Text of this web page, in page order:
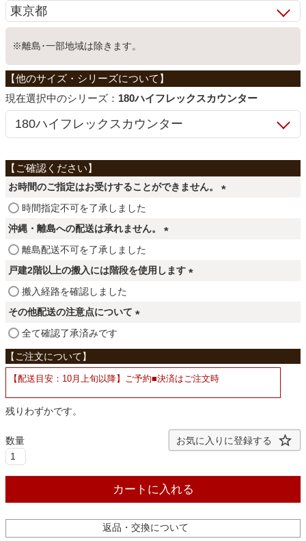
ホームオフィス
こたつ
寝具
ファブリック
カーテン
ラグ
マット
収納用品
※離島･一部地域は除きます。
シリーズ： 180ハイフレックスカウンター
お時間のご指定はお受けすることができません。
時間指定不可を了承しました
沖縄・離島への配送は承れません。
必
離島配送不可を了承しました
戸建2階以上の搬入には階段を使用します
搬入経路を確認しました
その他配送の注意点について
必
須
)
全て確認了承済みです
【配送目安：10月上旬以降】ご予約■決済はご注文時
残りわずかです。
お気に入りに登録する
カートに入れる
返品・交換について